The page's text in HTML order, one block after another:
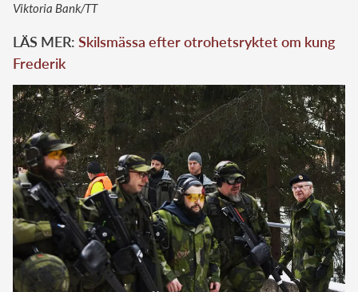
Viktoria Bank/TT
LÄS MER: Skilsmässa efter otrohetsryktet om kung
Frederik